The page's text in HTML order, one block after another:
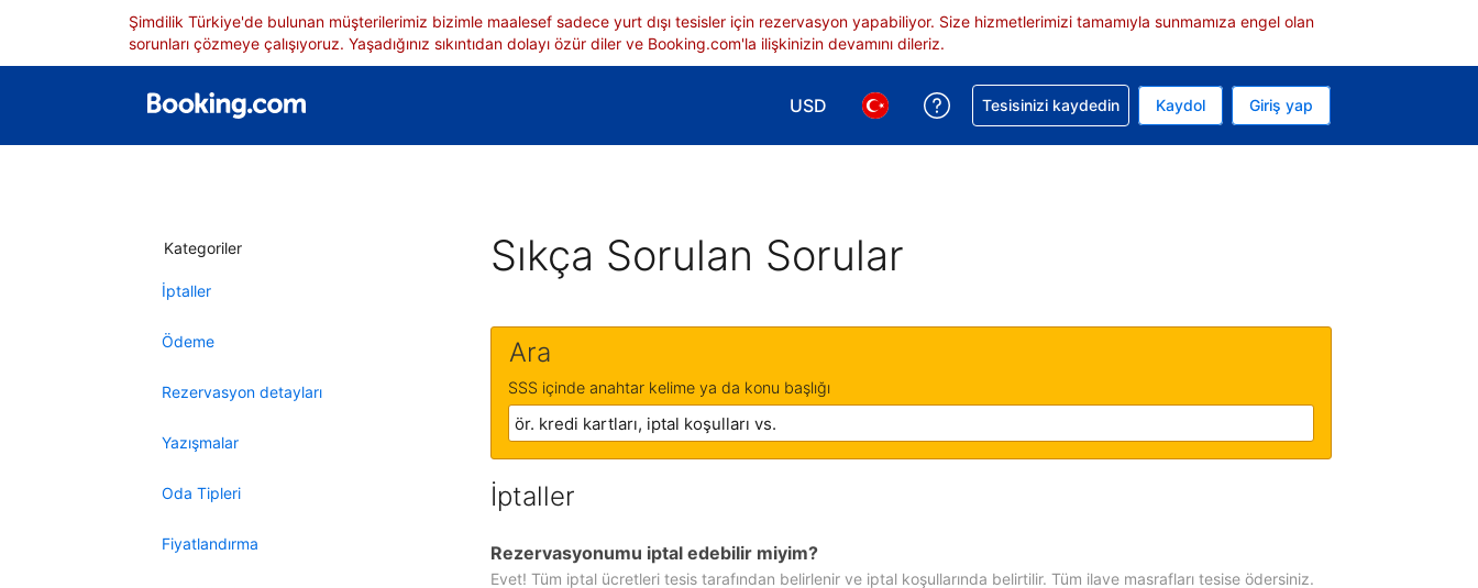
Şimdilik Türkiye'de bulunan müşterilerimiz bizimle maalesef sadece yurt dışı tesisler için rezervasyon yapabiliyor. Size hizmetlerimizi tamamıyla sunmamıza engel olan
sorunları çözmeye çalışıyoruz. Yaşadığınız sıkıntıdan dolayı özür diler ve Booking.com'la ilişkinizin devamını dileriz.
USD
Para birimi seçimi yap. Mevcut para biriminiz ABD doları
Dil seçimi yap. Mevcut diliniz Türkçe
Rezervasyonunuzla ilgili yardım alın
Tesisinizi kaydedin Kaydol Giriş yap
Kategoriler
İptaller
Ödeme
Rezervasyon detayları
Yazışmalar
Oda Tipleri
Fiyatlandırma
Sıkça Sorulan Sorular
Ara
SSS içinde anahtar kelime ya da konu başlığı
İptaller
Rezervasyonumu iptal edebilir miyim?
Evet! Tüm iptal ücretleri tesis tarafından belirlenir ve iptal koşullarında belirtilir. Tüm ilave masrafları tesise ödersiniz.